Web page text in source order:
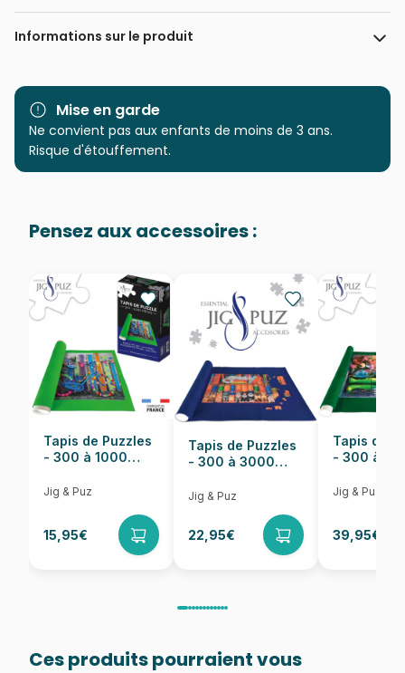
Informations sur le produit
Marque Dino
Catégorie
Puzzles - Animaux en BD et
EAN
Nombre de pièces 54 pièces
Dimensions 13 x 19 cm
Mise en garde
Ne convient pas aux enfants de moins de 3 ans.
Risque d'étouffement.
Pensez aux accessoires :
Tapis de Puzzles
- 300 à 1000
Jig & Puz
15,95€
Tapis de Puzzles
- 300 à 3000
Jig & Puz
22,95€
Tapis de
- 300 à
Jig & Puz
39,95€
Ces produits pourraient vous